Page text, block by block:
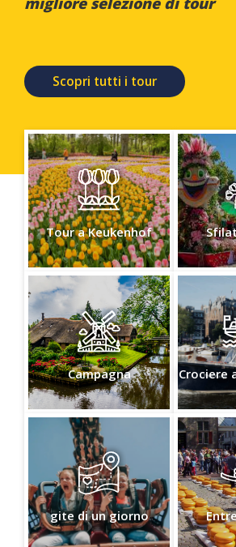
Scopri tutti i tour
Tour a Keukenhof
Campagna Crociere
gite di un giorno